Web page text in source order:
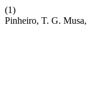
(1)
Pinheiro, T. G.